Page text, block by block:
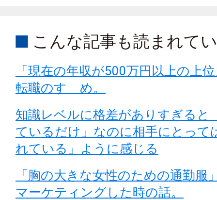
こんな記事も読まれて
「現在の年収が500万円以上の上
転職のすゝめ。
知識レベルに格差がありすぎると
ているだけ」なのに相手にとって
れている」ように感じる
「胸の大きな女性のための通勤服
マーケティングした時の話。